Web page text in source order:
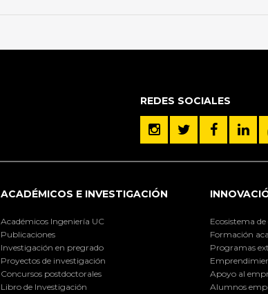
REDES SOCIALES
ACADÉMICOS E INVESTIGACIÓN
Académicos Ingeniería UC
Publicaciones
Investigación en pregrado
Proyectos de investigación
Concursos postdoctorales
Libro de Investigación
Ecosistema
Formación
Programas
Apoyo al
Alumnos